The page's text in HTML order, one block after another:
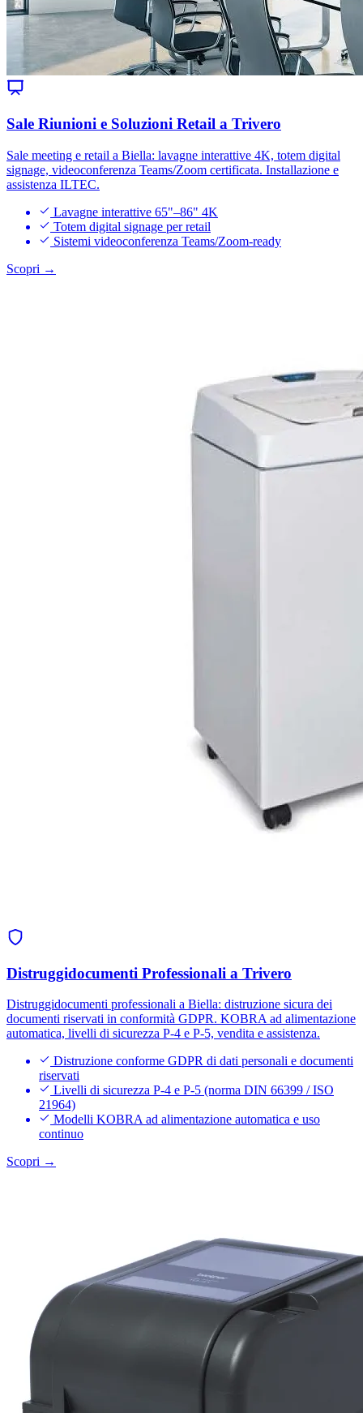
Sale Riunioni e Soluzioni Retail a Trivero
Sale meeting e retail a Biella: lavagne interattive 4K, totem digital
signage, videoconferenza Teams/Zoom certificata. Installazione e
assistenza ILTEC.
Lavagne interattive 65"–86" 4K
Totem digital signage per retail
Sistemi videoconferenza Teams/Zoom-ready
Scopri →
Distruggidocumenti Professionali a Trivero
Distruggidocumenti professionali a Biella: distruzione sicura dei
documenti riservati in conformità GDPR. KOBRA ad alimentazione
automatica, livelli di sicurezza P-4 e P-5, vendita e assistenza.
Distruzione conforme GDPR di dati personali e documenti
riservati
Livelli di sicurezza P-4 e P-5 (norma DIN 66399 / ISO
21964)
Modelli KOBRA ad alimentazione automatica e uso
continuo
Scopri →